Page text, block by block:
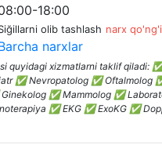
18:00
olib tashlash narx
narxlar
quyidagi xizmatlarni taklif qiladi:
✅ Nevropatolog ✅ Oftalmolog
✅ Mammolog ✅
✅ EKG ✅ ExoKG ✅